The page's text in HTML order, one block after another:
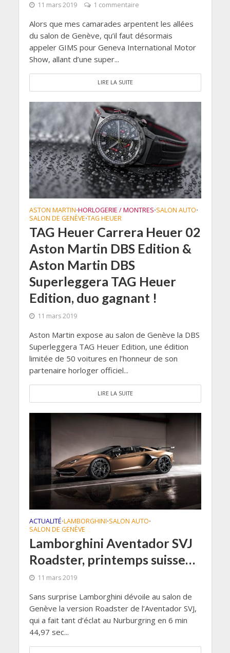
11 mars 2019 1 commentaire
Alors que mes camarades arpentent les allées
du salon de Genève, qu’il faut désormais
appeler GIMS pour Geneva International Motor
Show, allant d’une super...
LIRE LA SUITE
ASTON MARTIN•HORLOGERIE / MONTRES•SALON AUTO•
SALON DE GENÈVE•TAG HEUER
TAG Heuer Carrera Heuer 02
Aston Martin DBS Edition &
Aston Martin DBS
Superleggera TAG Heuer
Edition, duo gagnant !
11 mars 2019
Aston Martin expose au salon de Genève la DBS
Superleggera TAG Heuer Edition, une édition
limitée de 50 voitures en l’honneur de son
partenaire horloger officiel...
LIRE LA SUITE
ACTUALITÉ•LAMBORGHINI•SALON AUTO•
SALON DE GENÈVE
Lamborghini Aventador SVJ
Roadster, printemps suisse…
11 mars 2019
Sans surprise Lamborghini dévoile au salon de
Genève la version Roadster de l’Aventador SVJ,
qui a fait tant d’éclat au Nurburgring en 6 min
44,97 sec...